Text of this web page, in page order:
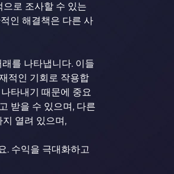
로 조사할 수 있는
인 해결책은 다른 사
를 나타냅니다. 이들
적인 기회로 작용합
타내기 때문에 중요
받을 수 있으며, 다른
열려 있으며,
. 수익을 극대화하고